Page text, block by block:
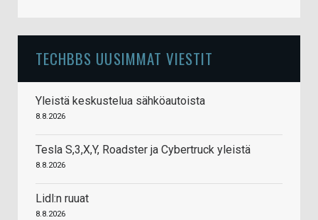
TECHBBS UUSIMMAT VIESTIT
Yleistä keskustelua sähköautoista
8.8.2026
Tesla S,3,X,Y, Roadster ja Cybertruck yleistä
8.8.2026
Lidl:n ruuat
8.8.2026